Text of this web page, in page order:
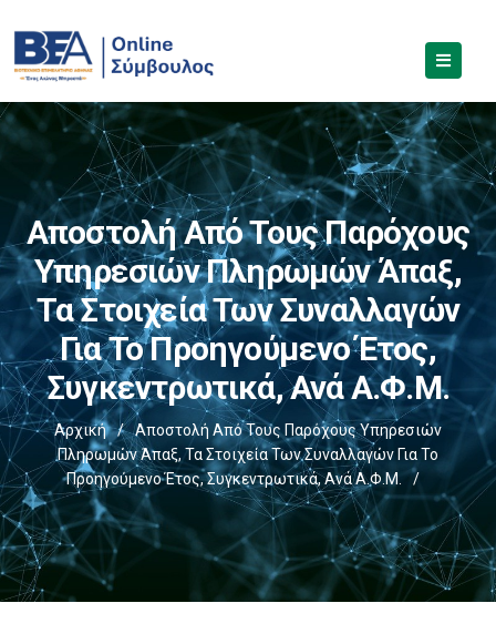
Αποστολή Από Τους Παρόχους
Υπηρεσιών Πληρωμών Άπαξ,
Τα Στοιχεία Των Συναλλαγών
Για Το Προηγούμενο Έτος,
Συγκεντρωτικά, Ανά Α.Φ.Μ.
Αρχική /
Αποστολή Από Τους Παρόχους Υπηρεσιών
Πληρωμών Άπαξ, Τα Στοιχεία Των Συναλλαγών Για Το
Προηγούμενο Έτος, Συγκεντρωτικά, Ανά Α.Φ.Μ.
/